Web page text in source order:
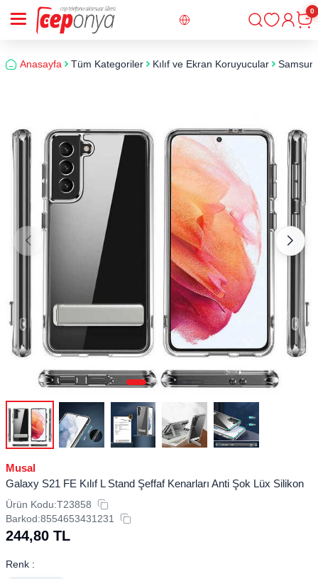
Giriş
0
Anasayfa Tüm Kategoriler Kılıf ve Ekran Koruyucular
Musal
Galaxy S21 FE Kılıf L Stand Şeffaf Kenarları Anti Şok Lüx Silikon
Ürün Kodu:T23858
Barkod:8554653431231
244,80 TL
Renk :